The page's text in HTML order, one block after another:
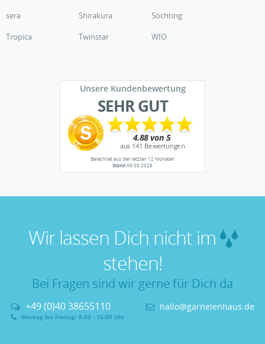
sera
Shirakura
Söchting
Tropica
Twinstar WIO
Unsere Kundenbewertung
SEHR GUT
Berechnet aus den letzten 12 Monaten
Stand09.08.2026
Wir lassen Dich nicht im
stehen!
Bei Fragen sind wir gerne für Dich da
+49 (0)40 38655110
Montag bis Freitag: 8:00 - 16:00 Uhr
hallo@garnelenhaus.de